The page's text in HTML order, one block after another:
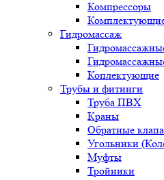
Компрессоры
Гидромассаж
Коплектующие
Трубы и фитинги
Труба ПВХ
Краны
Обратные
Угольники
Муфты
Тройники